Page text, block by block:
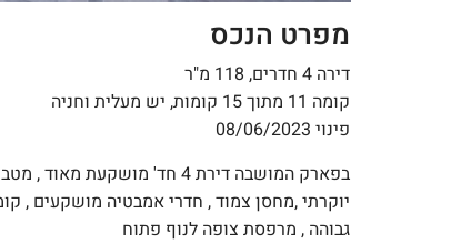
מפרט הנכס
דירה 4 חדרים, 118 מ"ר
קומה 11 מתוך 15 קומות, יש מעלית וחניה
פינוי 08/06/2023
בפארק המושבה דירת 4 חד' מושקעת מאוד ,
יוקרתי ,מחסן צמוד , חדרי אמבטיה מושקעים ,
גבוהה , מרפסת צופה לנוף פתוח